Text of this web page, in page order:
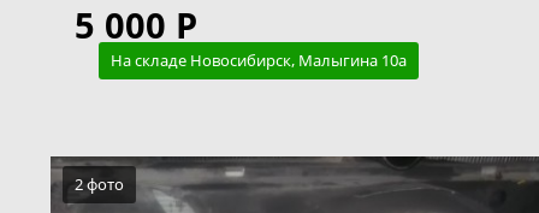
5 000 Р
На складе Новосибирск, Малыгина 10а
2 фото